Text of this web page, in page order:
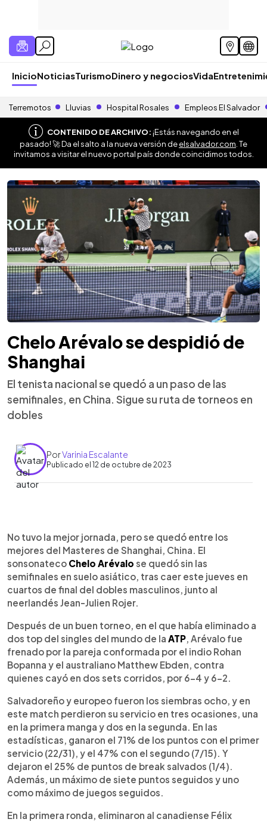
InicioNoticiasTurismoDinero y negociosVida
Terremotos Lluvias Hospital Rosales Empleos El Salvador
CONTENIDO DE ARCHIVO:¡Estás navegando en el
pasado! 🚀 Da el salto a la nueva versión deelsalvador.com . Te
invitamos a visitar el nuevo portal país donde coincidimos todos.
Chelo Arévalo se despidió de
Shanghai
El tenista nacional se quedó a un paso de las
semifinales, en China. Sigue su ruta de torneos en
dobles
PorVarinia Escalante
Publicado el 12 de octubre de 2023
► Escuchar artículo
No tuvo la mejor jornada, pero se quedó entre los
mejores del Masteres de Shanghai, China. El
sonsonateco Chelo Arévalo se quedó sin las
semifinales en suelo asiático, tras caer este jueves en
cuartos de final del dobles masculinos, junto al
neerlandés Jean-Julien Rojer.
Después de un buen torneo, en el que había eliminado a
dos top del singles del mundo de la ATP, Arévalo fue
frenado por la pareja conformada por el indio Rohan
Bopanna y el australiano Matthew Ebden, contra
quienes cayó en dos sets corridos, por 6-4 y 6-2.
Salvadoreño y europeo fueron los siembras ocho, y en
este match perdieron su servicio en tres ocasiones, una
en la primera manga y dos en la segunda. En las
estadísticas, ganaron el 71% de los puntos con el primer
servicio (22/31), y el 47% con el segundo (7/15). Y
dejaron el 25% de puntos de break salvados (1/4).
Además, un máximo de siete puntos seguidos y uno
como máximo de juegos seguidos.
En la primera ronda, eliminaron al canadiense Félix